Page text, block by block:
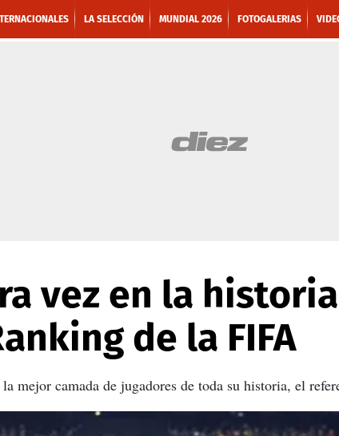
LA SELECCIÓN MUNDIAL 2026 FOTOGALERIAS
vez en la
de la FIFA
mejor camada de jugadores de toda su historia, el